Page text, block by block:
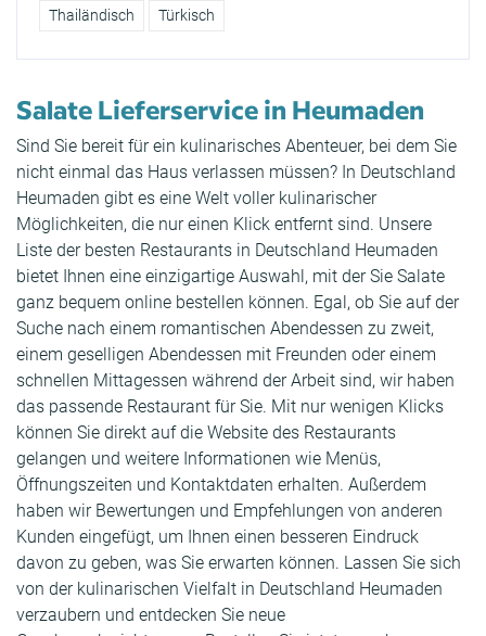
Thailändisch Türkisch
Salate Lieferservice in Heumaden
Sind Sie bereit für ein kulinarisches Abenteuer, bei dem Sie
nicht einmal das Haus verlassen müssen? In Deutschland
Heumaden gibt es eine Welt voller kulinarischer
Möglichkeiten, die nur einen Klick entfernt sind. Unsere
Liste der besten Restaurants in Deutschland Heumaden
bietet Ihnen eine einzigartige Auswahl, mit der Sie Salate
ganz bequem online bestellen können. Egal, ob Sie auf der
Suche nach einem romantischen Abendessen zu zweit,
einem geselligen Abendessen mit Freunden oder einem
schnellen Mittagessen während der Arbeit sind, wir haben
das passende Restaurant für Sie. Mit nur wenigen Klicks
können Sie direkt auf die Website des Restaurants
gelangen und weitere Informationen wie Menüs,
Öffnungszeiten und Kontaktdaten erhalten. Außerdem
haben wir Bewertungen und Empfehlungen von anderen
Kunden eingefügt, um Ihnen einen besseren Eindruck
davon zu geben, was Sie erwarten können. Lassen Sie sich
von der kulinarischen Vielfalt in Deutschland Heumaden
verzaubern und entdecken Sie neue